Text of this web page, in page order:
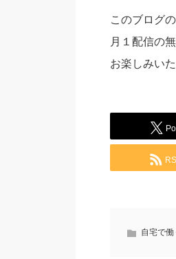
このブログ
月１配信の
お楽しみい
自宅で